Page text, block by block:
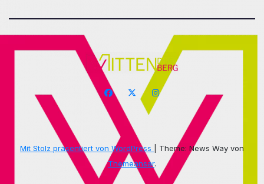
Mit Stolz präsentiert von WordPress
Theme: News Way von
Themeansar.